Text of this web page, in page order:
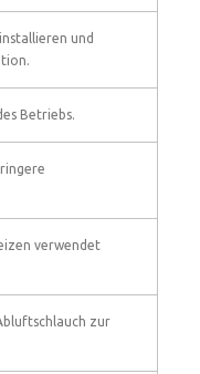
und
Betriebs.
verwendet
zur